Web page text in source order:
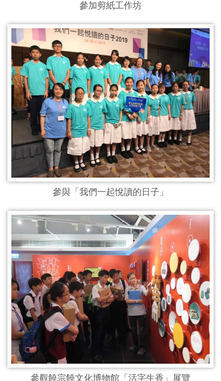
參加剪紙工作坊
參與「我們一起悅讀的日子」
參觀饒宗饒文化博物館「活字生香」展覽